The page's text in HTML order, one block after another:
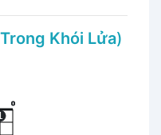
Khói Lửa)
o